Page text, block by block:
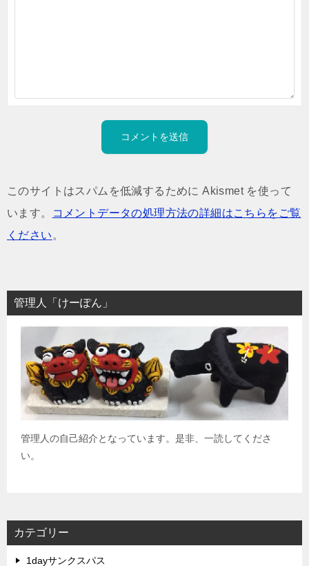
このサイトはスパムを低減するために Akismet を使って
います。
コメントデータの処理方法の詳細はこちらをご覧
ください 。
管理人「けーぽん」
管理人の自己紹介となっています。是非、一読してくださ
い。
カテゴリー
1dayサンクスパス